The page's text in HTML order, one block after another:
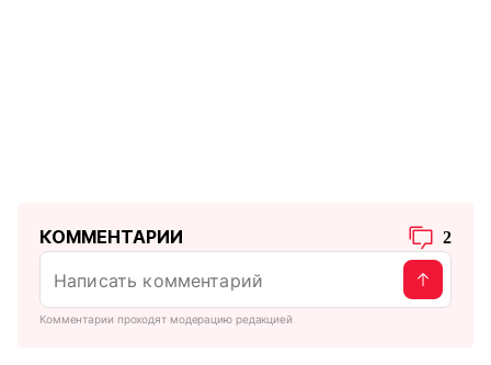
КОММЕНТАРИИ 2
Комментарии проходят модерацию редакцией